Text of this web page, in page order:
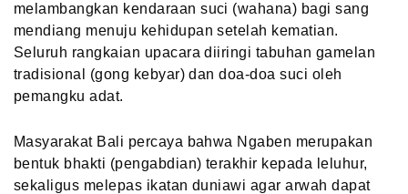
melambangkan kendaraan suci (wahana) bagi sang
mendiang menuju kehidupan setelah kematian.
Seluruh rangkaian upacara diiringi tabuhan gamelan
tradisional (gong kebyar) dan doa-doa suci oleh
pemangku adat.
Masyarakat Bali percaya bahwa Ngaben merupakan
bentuk bhakti (pengabdian) terakhir kepada leluhur,
sekaligus melepas ikatan duniawi agar arwah dapat